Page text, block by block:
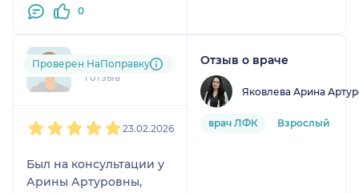
инструктора,
администраторы.
Мы уже все там как
одна большая дружная
Рекомендую этот центр
однозначно 👍.
0
kat....@....com
1 отзыв
Проверен НаПоправку
23.02.2026
Был на консультации у
Арины Артуровны,
Отзыв о враче
Яковлева Арина
врач ЛФК Взрослый